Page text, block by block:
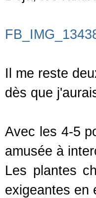
Il me reste
dès que
Avec les 4-5
amusée à
Les plantes
exigeantes en